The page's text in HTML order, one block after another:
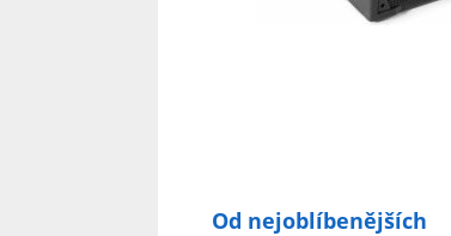
Od nejoblíbenějších